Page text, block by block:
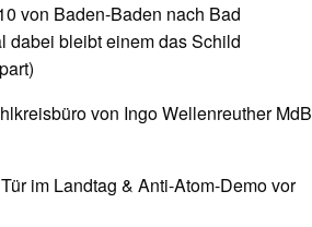
von Baden-Baden nach Bad
dabei bleibt einem das Schild
von Ingo Wellenreuther MdB
im Landtag & Anti-Atom-Demo vor